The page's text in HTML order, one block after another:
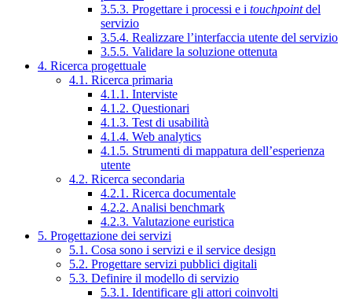
3.5.3. Progettare i processi e i touchpointdel
servizio
3.5.4. Realizzare l’interfaccia utente del servizio
3.5.5. Validare la soluzione ottenuta
4. Ricerca progettuale
4.1. Ricerca primaria
4.1.1. Interviste
4.1.2. Questionari
4.1.3. Test di usabilità
4.1.4. Web analytics
4.1.5. Strumenti di mappatura dell’esperienza
utente
4.2. Ricerca secondaria
4.2.1. Ricerca documentale
4.2.2. Analisi benchmark
4.2.3. Valutazione euristica
5. Progettazione dei servizi
5.1. Cosa sono i servizi e il service design
5.2. Progettare servizi pubblici digitali
5.3. Definire il modello di servizio
5.3.1. Identificare gli attori coinvolti